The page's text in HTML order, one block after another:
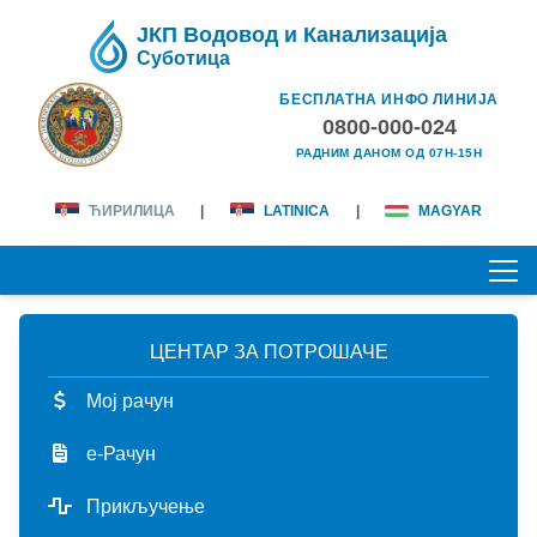
ЈКП Водовод и Канализација
Суботица
БЕСПЛАТНА ИНФО ЛИНИЈА
0800-000-024
РАДНИМ ДАНОМ ОД 07H-15H
ЋИРИЛИЦА LATINICA MAGYAR
ПОЧЕТНА
О НАМА
лична карта
КОРИСНИЦИ
ЦЕНТАР ЗА ПОТРОШАЧЕ
Мој рачун
е-Рачун
Прикључење